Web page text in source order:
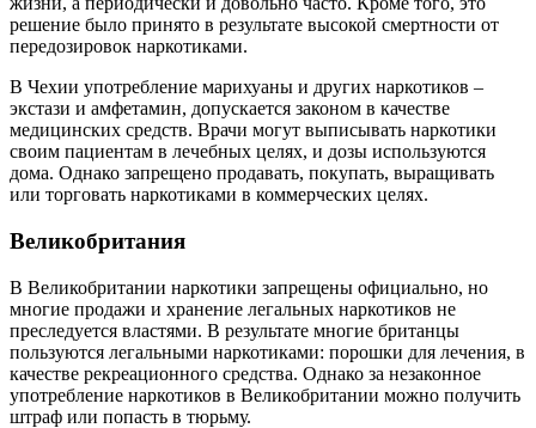
решение было принято в результате высокой смертности от
передозировок наркотиками.
В Чехии употребление марихуаны и других наркотиков –
экстази и амфетамин, допускается законом в качестве
медицинских средств. Врачи могут выписывать наркотики
своим пациентам в лечебных целях, и дозы используются
дома. Однако запрещено продавать, покупать, выращивать
или торговать наркотиками в коммерческих целях.
Великобритания
В Великобритании наркотики запрещены официально, но
многие продажи и хранение легальных наркотиков не
преследуется властями. В результате многие британцы
пользуются легальными наркотиками: порошки для лечения, в
качестве рекреационного средства. Однако за незаконное
употребление наркотиков в Великобритании можно получить
штраф или попасть в тюрьму.